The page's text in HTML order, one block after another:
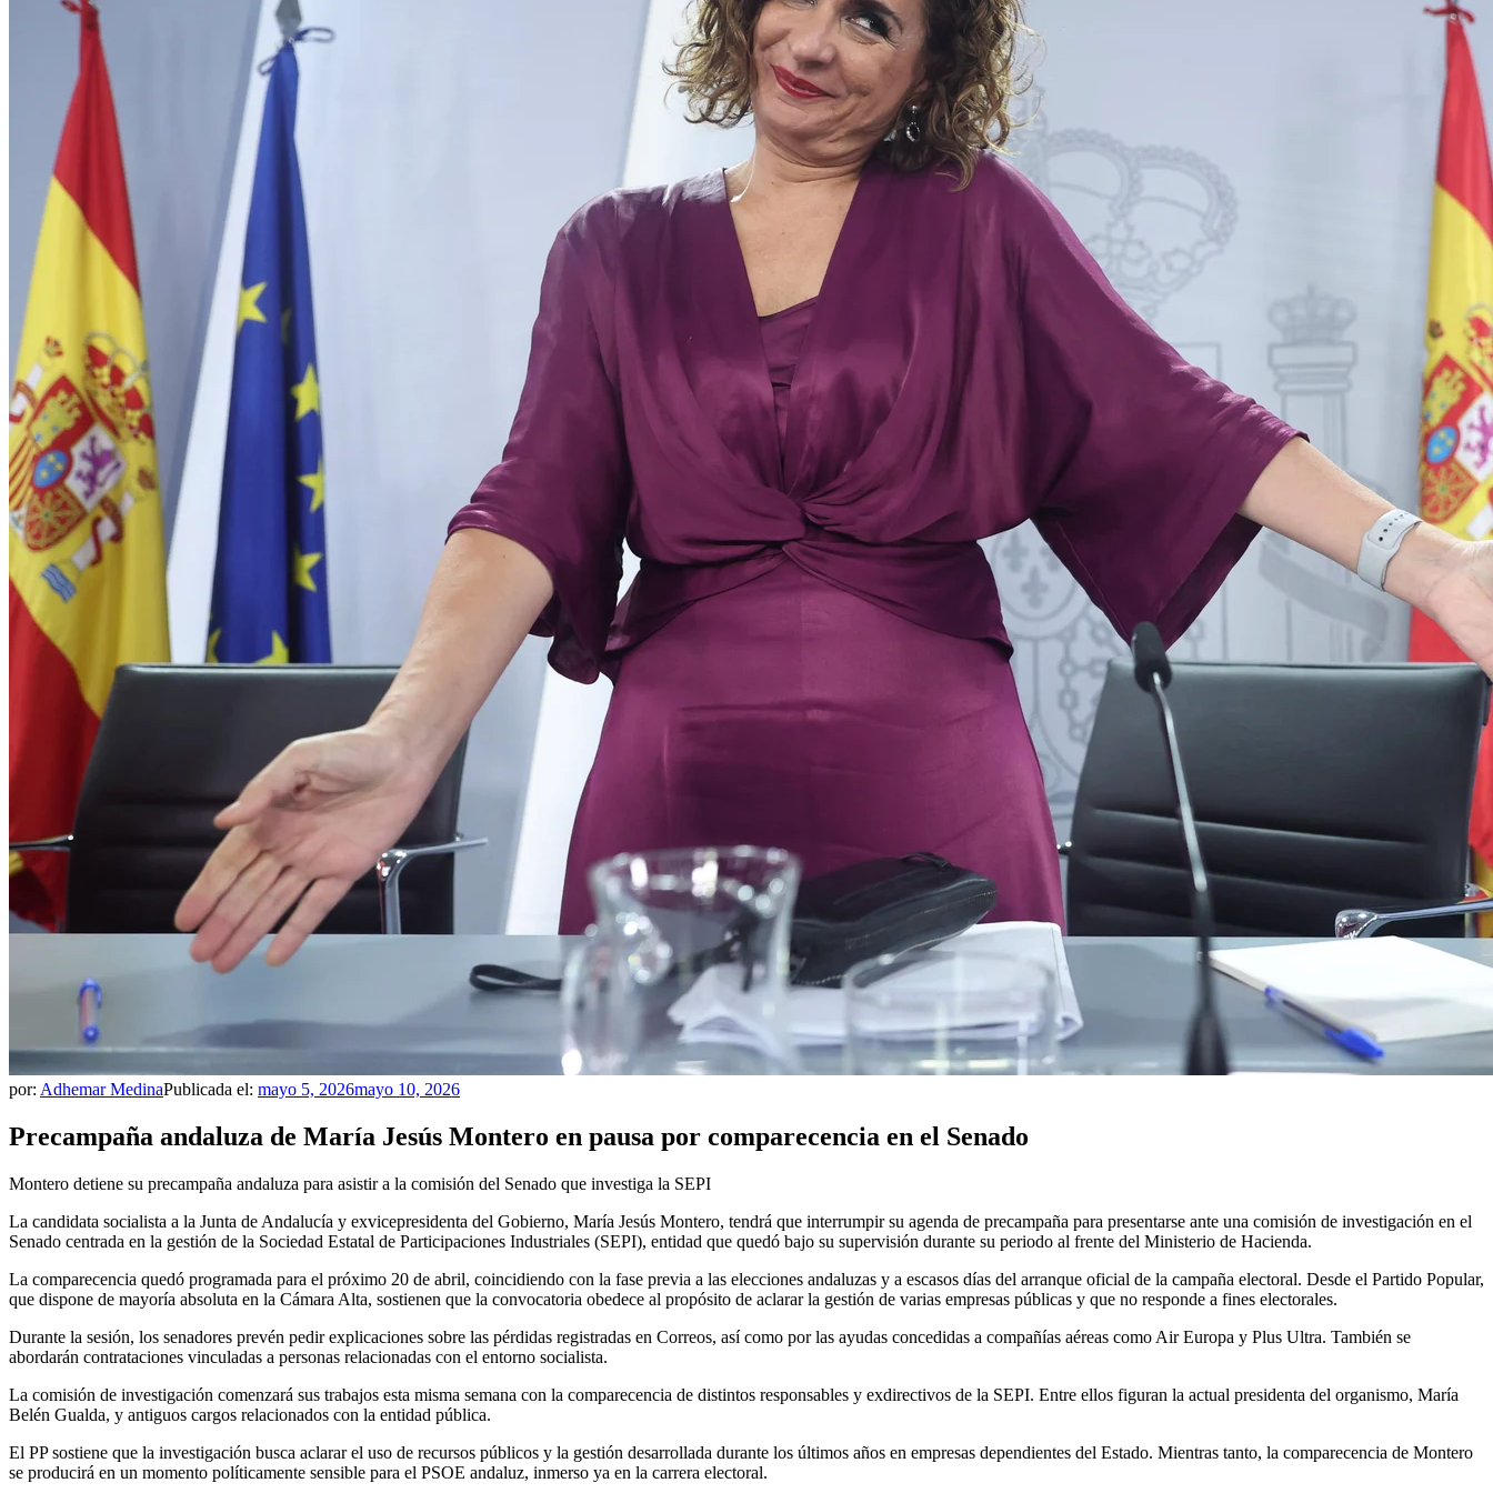
por: Adhemar MedinaPublicada el: mayo 5, 2026mayo 10, 2026
Precampaña andaluza de María Jesús Montero en pausa por comparecencia en el Senado
Montero detiene su precampaña andaluza para asistir a la comisión del Senado que investiga la SEPI
La candidata socialista a la Junta de Andalucía y exvicepresidenta del Gobierno, María Jesús Montero, tendrá que interrumpir su agenda de precampaña para presentarse ante una comisión de investigación en el
Senado centrada en la gestión de la Sociedad Estatal de Participaciones Industriales (SEPI), entidad que quedó bajo su supervisión durante su periodo al frente del Ministerio de Hacienda.
La comparecencia quedó programada para el próximo 20 de abril, coincidiendo con la fase previa a las elecciones andaluzas y a escasos días del arranque oficial de la campaña electoral. Desde el Partido Popular,
que dispone de mayoría absoluta en la Cámara Alta, sostienen que la convocatoria obedece al propósito de aclarar la gestión de varias empresas públicas y que no responde a fines electorales.
Durante la sesión, los senadores prevén pedir explicaciones sobre las pérdidas registradas en Correos, así como por las ayudas concedidas a compañías aéreas como Air Europa y Plus Ultra. También se
abordarán contrataciones vinculadas a personas relacionadas con el entorno socialista.
La comisión de investigación comenzará sus trabajos esta misma semana con la comparecencia de distintos responsables y exdirectivos de la SEPI. Entre ellos figuran la actual presidenta del organismo, María
Belén Gualda, y antiguos cargos relacionados con la entidad pública.
El PP sostiene que la investigación busca aclarar el uso de recursos públicos y la gestión desarrollada durante los últimos años en empresas dependientes del Estado. Mientras tanto, la comparecencia de Montero
se producirá en un momento políticamente sensible para el PSOE andaluz, inmerso ya en la carrera electoral.